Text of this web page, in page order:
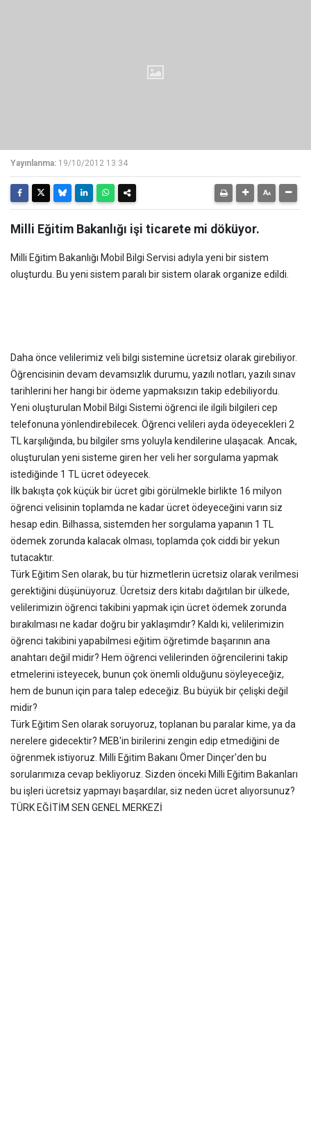
Yayınlanma: 19/10/2012 13:34
Milli Eğitim Bakanlığı işi ticarete mi döküyor.
Milli Eğitim Bakanlığı Mobil Bilgi Servisi adıyla yeni bir sistem
oluşturdu. Bu yeni sistem paralı bir sistem olarak organize edildi.
Daha önce velilerimiz veli bilgi sistemine ücretsiz olarak girebiliyor.
Öğrencisinin devam devamsızlık durumu, yazılı notları, yazılı sınav
tarihlerini her hangi bir ödeme yapmaksızın takip edebiliyordu.
Yeni oluşturulan Mobil Bilgi Sistemi öğrenci ile ilgili bilgileri cep
telefonuna yönlendirebilecek. Öğrenci velileri ayda ödeyecekleri 2
TL karşılığında, bu bilgiler sms yoluyla kendilerine ulaşacak. Ancak,
oluşturulan yeni sisteme giren her veli her sorgulama yapmak
istediğinde 1 TL ücret ödeyecek.
İlk bakışta çok küçük bir ücret gibi görülmekle birlikte 16 milyon
öğrenci velisinin toplamda ne kadar ücret ödeyeceğini varın siz
hesap edin. Bilhassa, sistemden her sorgulama yapanın 1 TL
ödemek zorunda kalacak olması, toplamda çok ciddi bir yekun
tutacaktır.
Türk Eğitim Sen olarak, bu tür hizmetlerin ücretsiz olarak verilmesi
gerektiğini düşünüyoruz. Ücretsiz ders kitabı dağıtılan bir ülkede,
velilerimizin öğrenci takibini yapmak için ücret ödemek zorunda
bırakılması ne kadar doğru bir yaklaşımdır? Kaldı ki, velilerimizin
öğrenci takibini yapabilmesi eğitim öğretimde başarının ana
anahtarı değil midir? Hem öğrenci velilerinden öğrencilerini takip
etmelerini isteyecek, bunun çok önemli olduğunu söyleyeceğiz,
hem de bunun için para talep edeceğiz. Bu büyük bir çelişki değil
midir?
Türk Eğitim Sen olarak soruyoruz, toplanan bu paralar kime, ya da
nerelere gidecektir? MEB'in birilerini zengin edip etmediğini de
öğrenmek istiyoruz. Milli Eğitim Bakanı Ömer Dinçer'den bu
sorularımıza cevap bekliyoruz. Sizden önceki Milli Eğitim Bakanları
bu işleri ücretsiz yapmayı başardılar, siz neden ücret alıyorsunuz?
TÜRK EĞİTİM SEN GENEL MERKEZİ